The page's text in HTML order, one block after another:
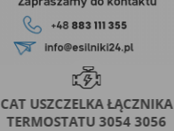
CAT USZCZELKA ŁĄCZNIKA
TERMOSTATU 3054 3056